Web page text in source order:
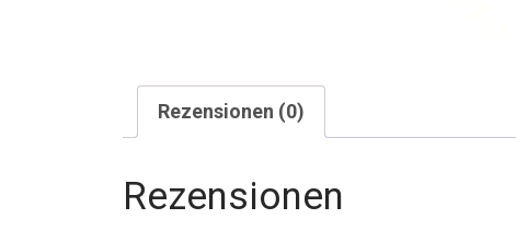
Rezensionen (0)
Rezensionen